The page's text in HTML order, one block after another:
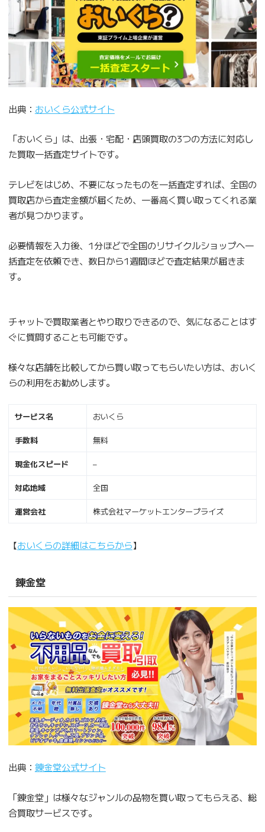
出典： おいくら公式サイト
「おいくら」は、出張・宅配・店頭買取の3つの方法に対応し
た買取一括査定サイトです。
テレビをはじめ、不要になったものを一括査定すれば、全国の
買取店から査定金額が届くため、一番高く買い取ってくれる業
者が見つかります。
必要情報を入力後、1分ほどで全国のリサイクルショップへ一
括査定を依頼でき、数日から1週間ほどで査定結果が届きま
す。
チャットで買取業者とやり取りできるので、気になることはす
ぐに質問することも可能です。
様々な店舗を比較してから買い取ってもらいたい方は、おいく
らの利用をお勧めします。
サービス名 おいくら
手数料 無料
現金化スピード –
対応地域 全国
運営会社 株式会社マーケットエンタープライズ
【おいくらの詳細はこちらから】
錬金堂
出典： 錬金堂公式サイト
「錬金堂」は様々なジャンルの品物を買い取ってもらえる、総
合買取サービスです。